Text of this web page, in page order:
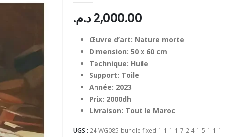
2,000.00د.م.
Œuvre d’art: Nature morte
Dimension: 50 x 60 cm
Technique: Huile
Support: Toile
Année: 2023
Prix: 2000dh
Livraison: Tout le Maroc
UGS : 24-WG085-bundle-fixed-1-1-1-1-7-2-4-1-5-1-1-1